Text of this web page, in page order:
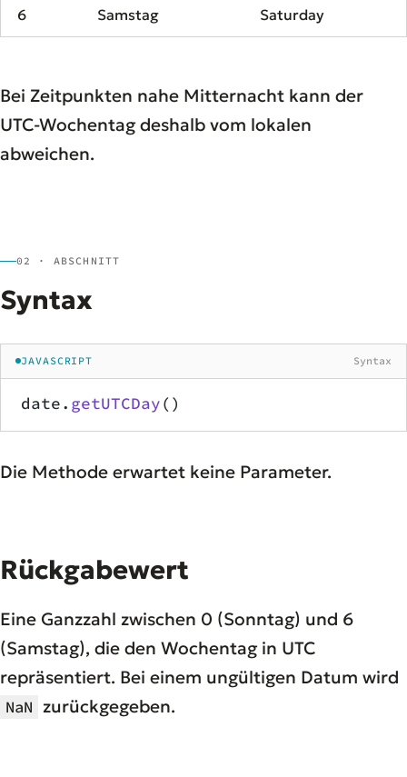
6 Samstag Saturday
Bei Zeitpunkten nahe Mitternacht kann der
UTC-Wochentag deshalb vom lokalen
abweichen.
02 · ABSCHNITT
Syntax
JAVASCRIPT Syntax
date. getUTCDay()
Die Methode erwartet keine Parameter.
Rückgabewert
Eine Ganzzahl zwischen 0 (Sonntag) und 6
(Samstag), die den Wochentag in UTC
repräsentiert. Bei einem ungültigen Datum wird
NaN zurückgegeben.